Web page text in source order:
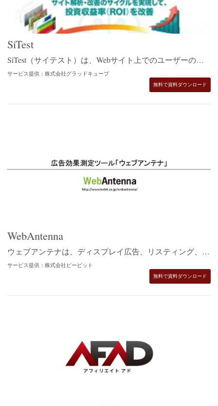
SiTest
SiTest（サイテスト）は、Webサイト上でのユーザーの動きを可視化し、その結果得られた改善点をすぐにA/Bテストで検証できる、ヒートマップ解析・A/Bテスト・EFO・レポーティングがオールインワンになったツールです。誰でもかんたんに操作ができ、Webサイトからの成果を最適化します。純国産でサポートも手厚いので、初心者でも安心。制作やコンサルテーション、広告まで、Webマーケティングのあらゆるご要望にお応えできる体制を整えております。
サービス提供：株式会社グラッドキューブ
無料で資料ダウンロード
WebAntenna
ウェブアンテナは、ディスプレイ広告、リスティング、アフィリエイト、メールマガジン、自然検索（SEO）、ソーシャルなど「Web施策の結果」だけをシンプルな管理画面で、誰でも簡単に見ることができるツールです。
サービス提供：株式会社ビービット
無料で資料ダウンロード